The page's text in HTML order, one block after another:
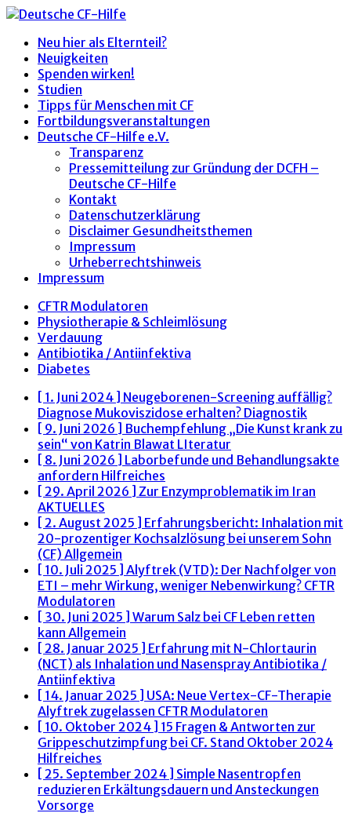
Neu hier als Elternteil?
Neuigkeiten
Spenden wirken!
Studien
Tipps für Menschen mit CF
Fortbildungsveranstaltungen
Deutsche CF-Hilfe e.V.
Transparenz
Pressemitteilung zur Gründung der DCFH –
Deutsche CF-Hilfe
Kontakt
Datenschutzerklärung
Disclaimer Gesundheitsthemen
Impressum
Urheberrechtshinweis
Impressum
CFTR Modulatoren
Physiotherapie & Schleimlösung
Verdauung
Antibiotika / Antiinfektiva
Diabetes
[ 1. Juni 2024 ] Neugeborenen-Screening auffällig?
Diagnose Mukoviszidose erhalten? Diagnostik
[ 9. Juni 2026 ] Buchempfehlung „Die Kunst krank zu
sein“ von Katrin Blawat LIteratur
[ 8. Juni 2026 ] Laborbefunde und Behandlungsakte
anfordern Hilfreiches
[ 29. April 2026 ] Zur Enzymproblematik im Iran
AKTUELLES
[ 2. August 2025 ] Erfahrungsbericht: Inhalation mit
20-prozentiger Kochsalzlösung bei unserem Sohn
(CF) Allgemein
[ 10. Juli 2025 ] Alyftrek (VTD): Der Nachfolger von
ETI – mehr Wirkung, weniger Nebenwirkung? CFTR
Modulatoren
[ 30. Juni 2025 ] Warum Salz bei CF Leben retten
kann Allgemein
[ 28. Januar 2025 ] Erfahrung mit N-Chlortaurin
(NCT) als Inhalation und NasensprayAntibiotika /
Antiinfektiva
[ 14. Januar 2025 ] USA: Neue Vertex-CF-Therapie
Alyftrek zugelassen CFTR Modulatoren
[ 10. Oktober 2024 ] 15 Fragen & Antworten zur
Grippeschutzimpfung bei CF. Stand Oktober 2024
Hilfreiches
[ 25. September 2024 ] Simple Nasentropfen
reduzieren Erkältungsdauern und Ansteckungen
Vorsorge